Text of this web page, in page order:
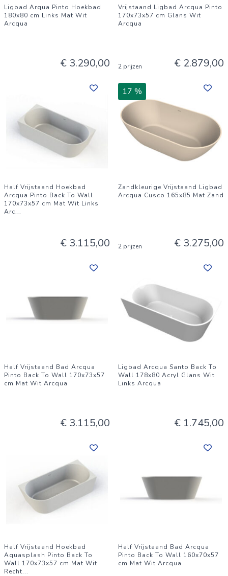
Ligbad Arqua Pinto Hoekbad
180x80 cm Links Mat Wit
Arcqua
€ 3.290,00
Vrijstaand Ligbad Arcqua Pinto
170x73x57 cm Glans Wit
Arcqua
2 prijzen € 2.879,00
Half Vrijstaand Hoekbad
Arcqua Pinto Back To Wall
170x73x57 cm Mat Wit Links
Arc...
€ 3.115,00
17 %
Zandkleurige Vrijstaand Ligbad
Arcqua Cusco 165x85 Mat Zand
2 prijzen € 3.275,00
Half Vrijstaand Bad Arcqua
Pinto Back To Wall 170x73x57
cm Mat Wit Arcqua
€ 3.115,00
Ligbad Arcqua Santo Back To
Wall 178x80 Acryl Glans Wit
Links Arcqua
€ 1.745,00
Half Vrijstaand Hoekbad
Aquasplash Pinto Back To
Wall 170x73x57 cm Mat Wit
Recht...
Half Vrijstaand Bad Arcqua
Pinto Back To Wall 160x70x57
cm Mat Wit Arcqua